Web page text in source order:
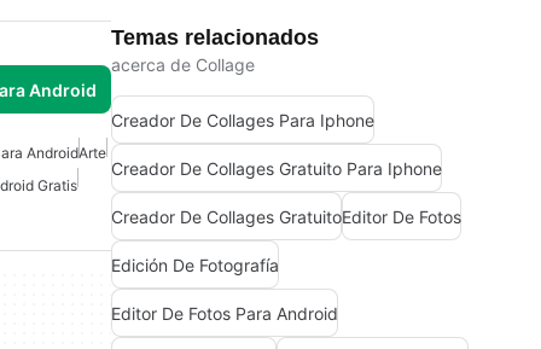
Android
AndroidArte
Gratis
Temas relacionados
acerca de Collage
Creador De Collages Para Iphone
Creador De Collages Gratuito Para Iphone
Creador De Collages GratuitoEditor De Fotos
Edición De Fotografía
Editor De Fotos Para Android